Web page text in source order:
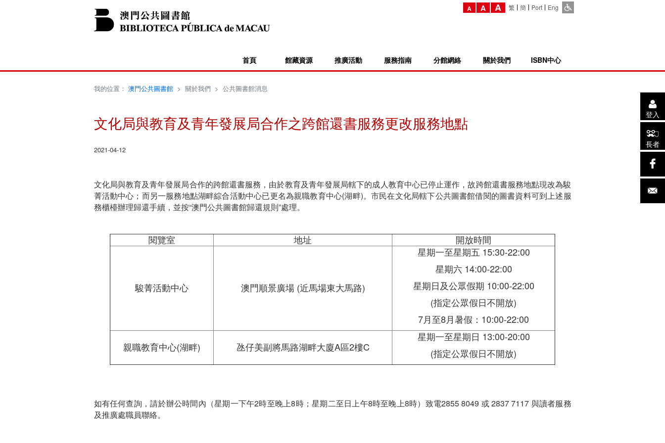
A A A 繁 簡 Port Eng
首頁 館藏資源 推廣活動 服務指南 分館網絡 關於我們 ISBN中心
登入
長者
我的位置： 澳門公共圖書館> 關於我們 > 公共圖書館消息
文化局與教育及青年發展局合作之跨館還書服務更改服務地點
2021-04-12
文化局與教育及青年發展局合作的跨館還書服務，由於教育及青年發展局轄下的成人教育中心已停止運作，故跨館還書服務地點現改為駿
菁活動中心；而另一服務地點湖畔綜合活動中心已更名為親職教育中心(湖畔)。市民在文化局轄下公共圖書館借閱的圖書資料可到上述服
務櫃檯辦理歸還手續，並按“澳門公共圖書館歸還規則”處理。
閱覽室 地址 開放時間
駿菁活動中心 澳門順景廣場 (近馬場東大馬路)
星期一至星期五 15:30-22:00
星期六 14:00-22:00
星期日及公眾假期 10:00-22:00
(指定公眾假日不開放)
7月至8月暑假：10:00-22:00
親職教育中心(湖畔) 氹仔美副將馬路湖畔大廈A區2樓C
星期一至星期日 13:00-20:00
(指定公眾假日不開放)
如有任何查詢，請於辦公時間內（星期一下午2時至晚上8時；星期二至日上午8時至晚上8時）致電2855 8049 或 2837 7117 與讀者服務
及推廣處職員聯絡。